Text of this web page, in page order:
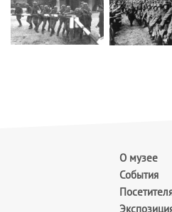
О музее
События